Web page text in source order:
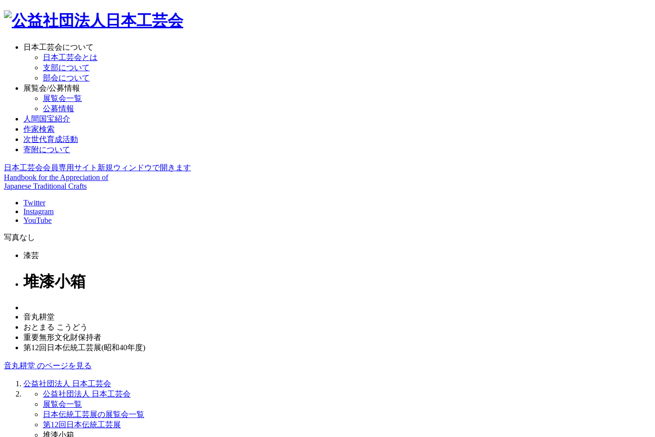
日本工芸会について
日本工芸会とは
支部について
部会について
展覧会/公募情報
展覧会一覧
公募情報
人間国宝紹介
作家検索
次世代育成活動
寄附について
日本工芸会会員専用サイト 新規ウィンドウで開きます
Handbook for the Appreciation of
Japanese Traditional Crafts
Twitter
Instagram
YouTube
写真なし
漆芸
堆漆小箱
音丸耕堂
おとまる こうどう
重要無形文化財保持者
第12回日本伝統工芸展(昭和40年度)
音丸耕堂 のページを見る
公益社団法人 日本工芸会
公益社団法人 日本工芸会
展覧会一覧
日本伝統工芸展の展覧会一覧
第12回日本伝統工芸展
堆漆小箱